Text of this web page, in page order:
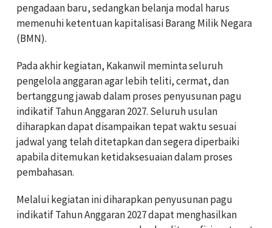
pengadaan baru, sedangkan belanja modal harus
memenuhi ketentuan kapitalisasi Barang Milik Negara
(BMN).
Pada akhir kegiatan, Kakanwil meminta seluruh
pengelola anggaran agar lebih teliti, cermat, dan
bertanggung jawab dalam proses penyusunan pagu
indikatif Tahun Anggaran 2027. Seluruh usulan
diharapkan dapat disampaikan tepat waktu sesuai
jadwal yang telah ditetapkan dan segera diperbaiki
apabila ditemukan ketidaksesuaian dalam proses
pembahasan.
Melalui kegiatan ini diharapkan penyusunan pagu
indikatif Tahun Anggaran 2027 dapat menghasilkan